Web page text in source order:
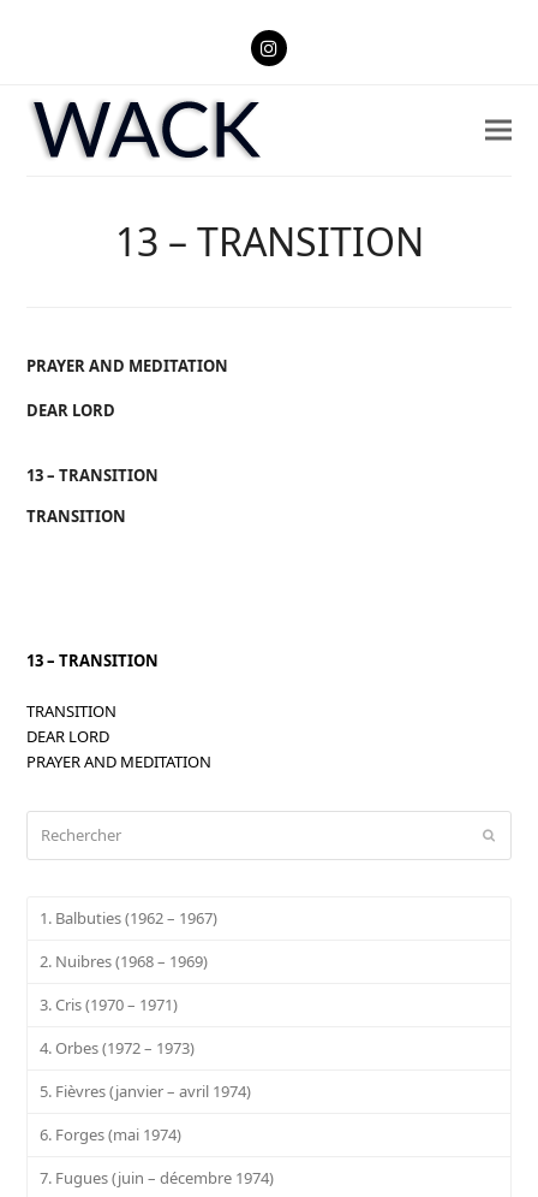
Instagram
13 – TRANSITION
PRAYER AND MEDITATION
DEAR LORD
13 – TRANSITION
TRANSITION
13 – TRANSITION
TRANSITION
DEAR LORD
PRAYER AND MEDITATION
1. Balbuties (1962 – 1967)
2. Nuibres (1968 – 1969)
3. Cris (1970 – 1971)
4. Orbes (1972 – 1973)
5. Fièvres (janvier – avril 1974)
6. Forges (mai 1974)
7. Fugues (juin – décembre 1974)